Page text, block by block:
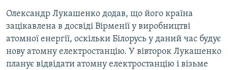
Олександр Лукашенко додав, що його країна
зацікавлена в досвіді Вірменії у виробництві
атомної енергії, оскільки Білорусь у даний час будує
нову атомну електростанцію. У вівторок Лукашенко
планує відвідати атомну електростанцію і візьме